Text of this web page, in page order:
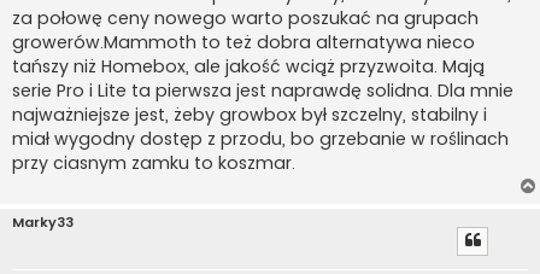
za połowę ceny nowego warto poszukać na grupach
growerów.Mammoth to też dobra alternatywa nieco
tańszy niż Homebox, ale jakość wciąż przyzwoita. Mają
serie Pro i Lite ta pierwsza jest naprawdę solidna. Dla mnie
najważniejsze jest, żeby growbox był szczelny, stabilny i
miał wygodny dostęp z przodu, bo grzebanie w roślinach
przy ciasnym zamku to koszmar.
Marky33